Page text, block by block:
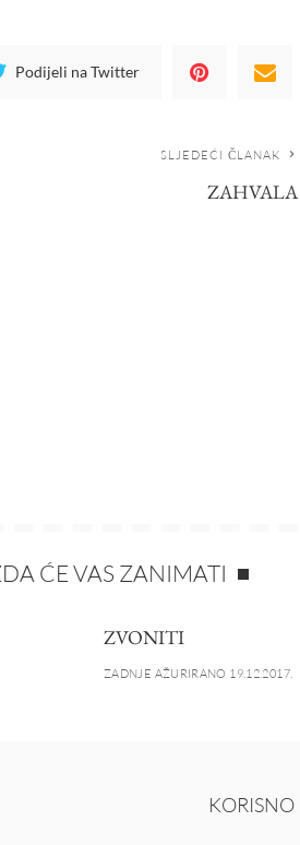
Podijeli na Twitter
SLJEDEĆI ČLANAK
ZAHVALA
ĆE VAS ZANIMATI
ZVONITI
ZADNJE AŽURIRANO 19.12.2017.
KORISNO